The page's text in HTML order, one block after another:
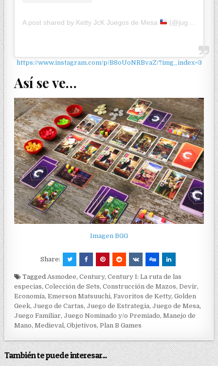
A post shared by Ketty JcK Juegos de Mesa (@jugandoconketty)
https://www.instagram.com/p/B8oUoNRBvaZ/?img_index=3
Así se ve…
Imagen BGG
Share:
Tagged Asmodee,Century,Century I: La ruta de las
especias,Colección de Sets,Construcción de Mazos,Devir,
Economía,Emerson Matsuuchi,Favoritos de Ketty,Golden
Geek,Juego de Cartas,Juego de Estrategia,Juego de Mesa,
Juego Familiar,Juego Nominado y/o Premiado,Manejo de
Mano,Medieval ,Objetivos,Plan B Games
También te puede interesar...